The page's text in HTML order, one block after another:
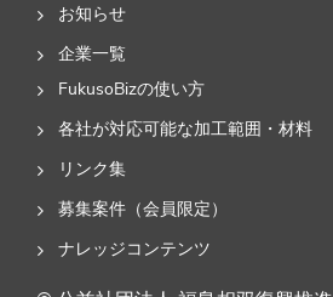
お知らせ
企業一覧
FukusoBizの使い方
各社が対応可能な加工範囲・材料
リンク集
募集案件（会員限定）
ナレッジコンテンツ